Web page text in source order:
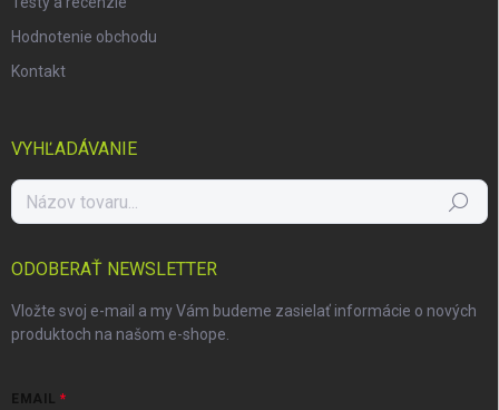
Hodnotenie obchodu
Kontakt
VYHĽADÁVANIE
Hľadať
ODOBERAŤ NEWSLETTER
Vložte svoj e-mail a my Vám budeme zasielať informácie o nových
produktoch na našom e-shope.
EMAIL